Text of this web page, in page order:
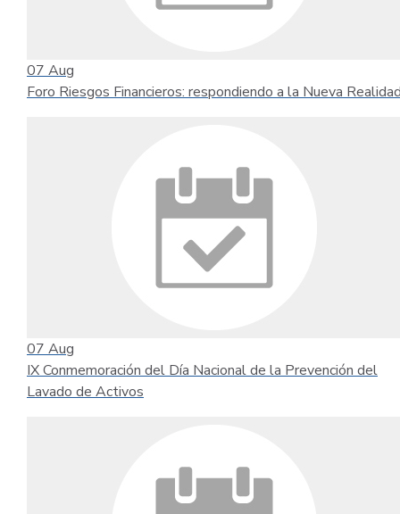
07 Aug
Foro Riesgos Financieros: respondiendo a la Nueva
07 Aug
IX Conmemoración del Día Nacional de la Prevención del
Lavado de Activos